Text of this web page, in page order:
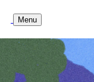
Menu